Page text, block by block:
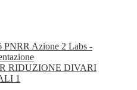
PNRR Azione 2 Labs -
RIDUZIONE DIVARI
1